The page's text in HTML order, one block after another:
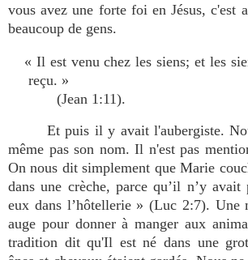
vous avez une forte foi en Jésus, c'est
beaucoup de gens.
« Il est venu chez les siens; et les
reçu. »
(Jean 1:11).
Et puis il y avait l'aubergiste.
même pas son nom. Il n'est pas
On nous dit simplement que Marie
dans une crèche, parce qu’il n’y avait
eux dans l’hôtellerie » (Luc 2:7). Une
auge pour donner à manger aux
tradition dit qu'Il est né dans une